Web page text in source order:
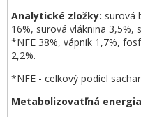
Analytické zložky: surová
16%, surová vláknina 3,5%,
*NFE 38%, vápnik 1,7%,
2,2%.
*NFE - celkový podiel
Metabolizovatľná